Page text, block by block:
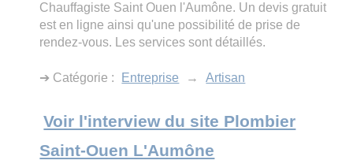
Chauffagiste Saint Ouen l'Aumône. Un devis gratuit
est en ligne ainsi qu'une possibilité de prise de
rendez-vous. Les services sont détaillés.
➔ Catégorie : Entreprise → Artisan
Voir l'interview du site Plombier
Saint-Ouen L'Aumône